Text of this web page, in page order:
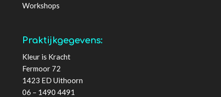
Workshops
Praktijkgegevens:
Kleur is Kracht
Fermoor 72
1423 ED Uithoorn
06 – 1490 4491